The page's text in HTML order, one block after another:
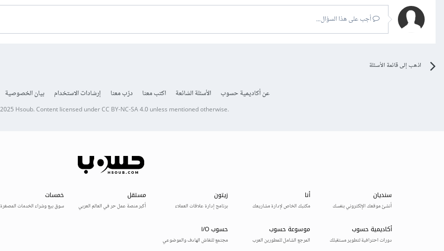
أجب على هذا السؤال...
اذهب إلى قائمة الأسئلة
عن أكاديمية حسوب الأسئلة الشائعة اكتب معنا درّب معنا إرشادات الاستخدام بيان الخصوصية
Hsoub.Content licensed underCC BY-NC-SA 4.0unless mentioned otherwise.